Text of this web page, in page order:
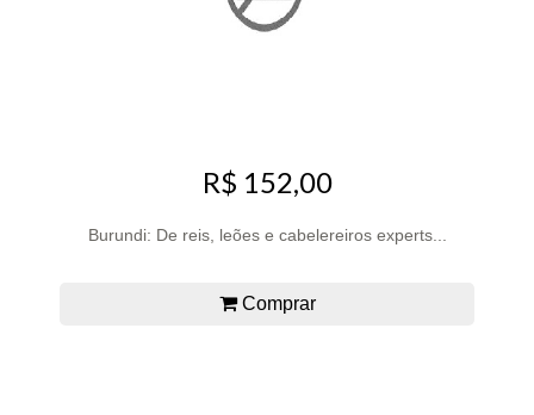
R$ 152,00
Burundi: De reis, leões e cabelereiros experts...
Comprar